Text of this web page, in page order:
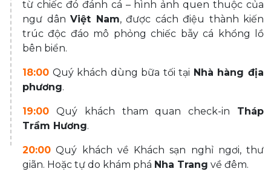
từ chiếc đó đánh cá – hình ảnh quen thuộc của
ngư dân Việt Nam, được cách điệu thành kiến
trúc độc đáo mô phỏng chiếc bẫy cá khổng lồ
bên biển.
18:00 Quý khách dùng bữa tối tại Nhà hàng địa
phương.
19:00 Quý khách tham quan check-in Tháp
Trầm Hương.
20:00 Quý khách về Khách sạn nghỉ ngơi, thư
giãn. Hoặc tự do khám phá Nha Trang về đêm.